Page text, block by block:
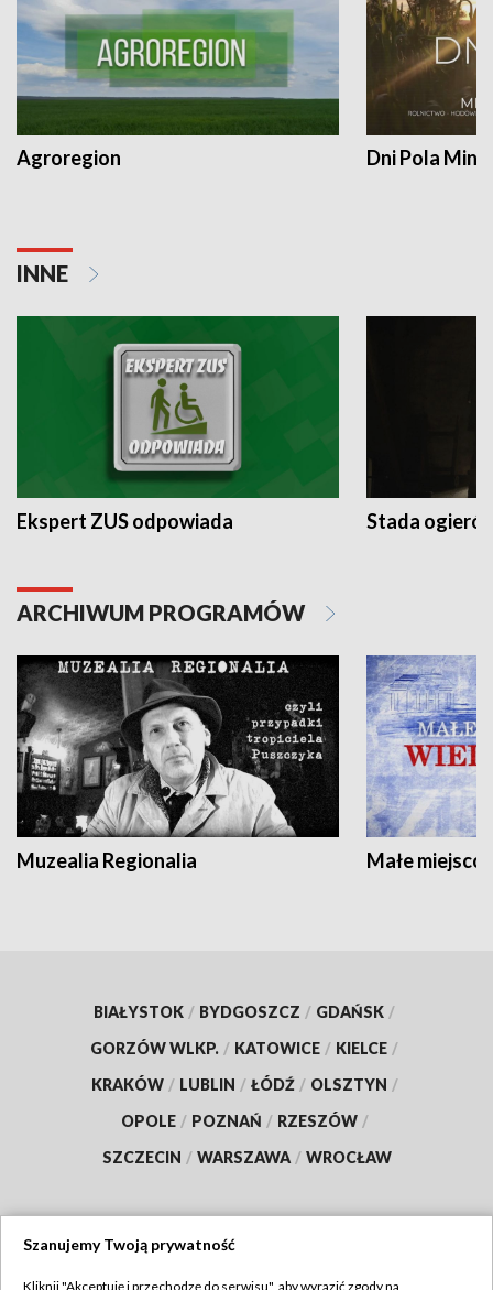
Agroregion Dni Pola
INNE
Ekspert ZUS odpowiada Stada
ARCHIWUM PROGRAMÓW
Muzealia Regionalia Małe
BIAŁYSTOK / BYDGOSZCZ / GDAŃSK /
GORZÓW WLKP. / KATOWICE / KIELCE /
KRAKÓW / LUBLIN / ŁÓDŹ / OLSZTYN /
OPOLE / POZNAŃ / RZESZÓW /
SZCZECIN / WARSZAWA / WROCŁAW
Szanujemy Twoją prywatność
Kliknij "Akceptuję i przechodzę do serwisu", aby wyrazić zgody na